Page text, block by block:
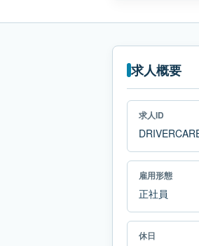
求人概要
求人ID
雇用形態
正社員
休日